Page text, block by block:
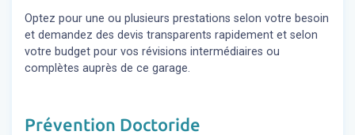
Optez pour une ou plusieurs prestations selon votre besoin
et demandez des devis transparents rapidement et selon
votre budget pour vos révisions intermédiaires ou
complètes auprès de ce garage.
Prévention Doctoride